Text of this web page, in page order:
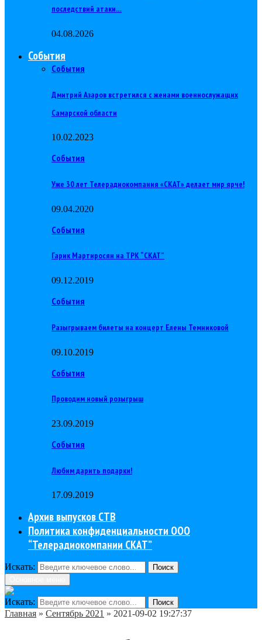
последствий атаки…
04.08.2026
События
События
Дмитрий Азаров встретился с женами военнослужащих
Самарской области
10.02.2023
События
Уже 30 лет Телерадиокомпания «СКАТ» делает мир ярче!
09.04.2020
События
Гарик Мартиросян на ТРК “СКАТ”
09.12.2019
События
Разыгрываем билеты на концерт Елены Темниковой
09.10.2019
События
Проводим новый розыгрыш
23.09.2019
События
Любим дарить подарки!
17.09.2019
Архив выпусков СТВ
Политика конфиденциальности ООО
“Телерадиокомпании СКАТ”
Искать:
Поиск
Искать: Поиск
Главная » Сентябрь 2021 » 2021-09-02 19:27:37